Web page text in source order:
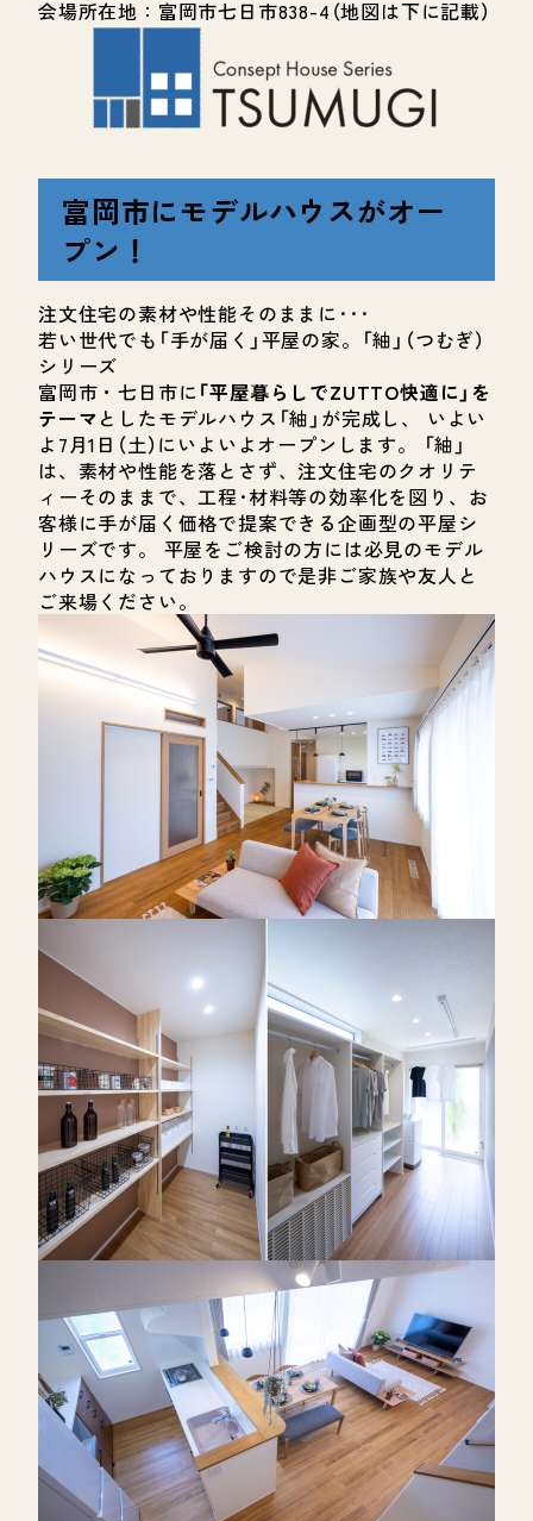
会場所在地：富岡市七日市838-4（地図は下に記載）
富岡市にモデルハウスがオー
プン！
注文住宅の素材や性能そのままに･･･
若い世代でも「手が届く」平屋の家。「紬」（つむぎ）
シリーズ
富岡市・七日市に 「平屋暮らしでZUTTO快適に」を
テーマとしたモデルハウス「紬」が完成し、 いよい
よ7月1日（土）にいよいよオープンします。 「紬」
は、素材や性能を落とさず、注文住宅のクオリテ
ィーそのままで、工程･材料等の効率化を図り、お
客様に手が届く価格で提案できる企画型の平屋シ
リーズです。 平屋をご検討の方には必見のモデル
ハウスになっておりますので是非ご家族や友人と
ご来場ください。